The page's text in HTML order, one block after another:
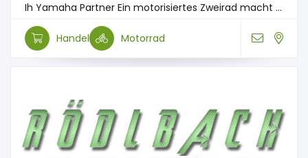
Ih Yamaha Partner Ein motorisiertes Zweirad macht ...
Handel Motorrad